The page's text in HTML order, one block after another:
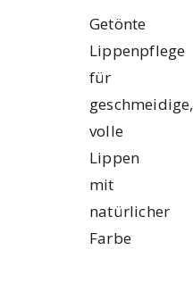
Getönte
Lippenpflege
für
geschmeidige,
volle
Lippen
mit
natürlicher
Farbe